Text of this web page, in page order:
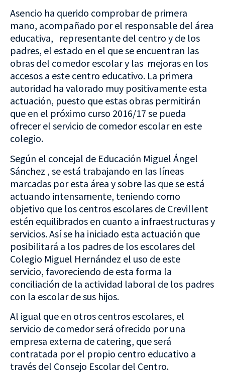
Asencio ha querido comprobar de primera
mano, acompañado por el responsable del área
educativa, representante del centro y de los
padres, el estado en el que se encuentran las
obras del comedor escolar y las mejoras en los
accesos a este centro educativo. La primera
autoridad ha valorado muy positivamente esta
actuación, puesto que estas obras permitirán
que en el próximo curso 2016/17 se pueda
ofrecer el servicio de comedor escolar en este
colegio.
Según el concejal de Educación Miguel Ángel
Sánchez , se está trabajando en las líneas
marcadas por esta área y sobre las que se está
actuando intensamente, teniendo como
objetivo que los centros escolares de Crevillent
estén equilibrados en cuanto a infraestructuras y
servicios. Así se ha iniciado esta actuación que
posibilitará a los padres de los escolares del
Colegio Miguel Hernández el uso de este
servicio, favoreciendo de esta forma la
conciliación de la actividad laboral de los padres
con la escolar de sus hijos.
Al igual que en otros centros escolares, el
servicio de comedor será ofrecido por una
empresa externa de catering, que será
contratada por el propio centro educativo a
través del Consejo Escolar del Centro.